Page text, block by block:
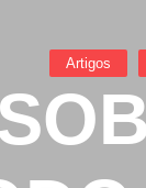
Artigos